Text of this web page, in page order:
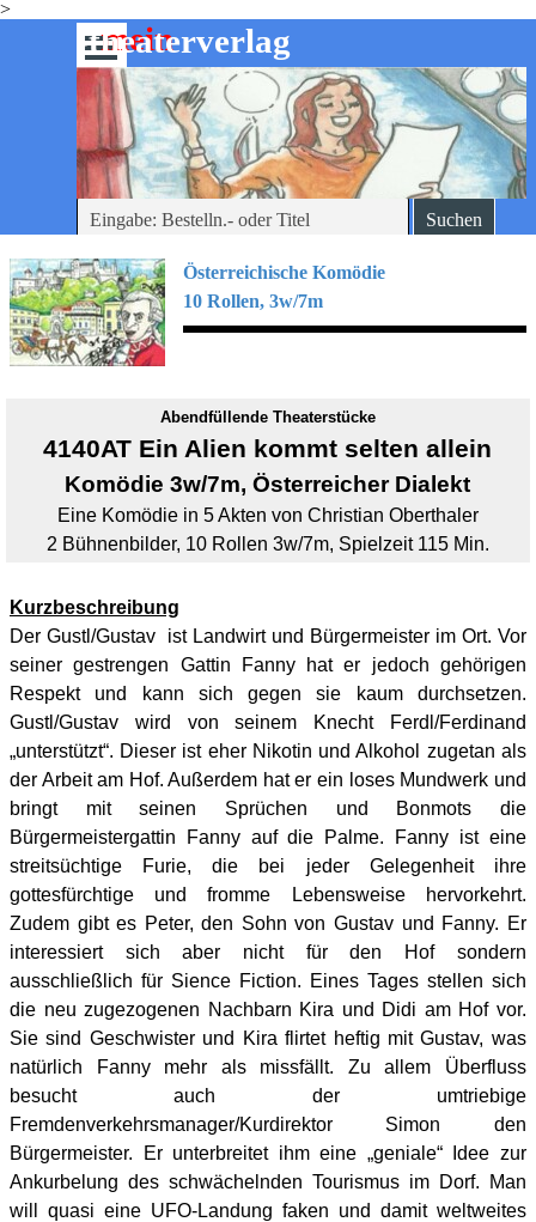
>
Direkt zum Seiteninhalt
-theaterverlag
mein
Menü überspringen
Suchen
Österreichische Komödie
10 Rollen, 3w/7m
Abendfüllende Theaterstücke
4140AT Ein Alien kommt selten allein
Komödie 3w/7m,Österreicher Dialekt
Eine Komödie in 5 Akten von Christian Oberthaler
2 Bühnenbilder, 10 Rollen 3w/7m, Spielzeit 115 Min.
Kurzbeschreibung
Der Gustl/Gustav ist Landwirt und Bürgermeister im Ort. Vor
seiner gestrengen Gattin Fanny hat er jedoch gehörigen
Respekt und kann sich gegen sie kaum durchsetzen.
Gustl/Gustav wird von seinem Knecht Ferdl/Ferdinand
„unterstützt“. Dieser ist eher Nikotin und Alkohol zugetan als
der Arbeit am Hof. Außerdem hat er ein loses Mundwerk und
bringt mit seinen Sprüchen und Bonmots die
Bürgermeistergattin Fanny auf die Palme. Fanny ist eine
streitsüchtige Furie, die bei jeder Gelegenheit ihre
gottesfürchtige und fromme Lebensweise hervorkehrt.
Zudem gibt es Peter, den Sohn von Gustav und Fanny. Er
interessiert sich aber nicht für den Hof sondern
ausschließlich für Sience Fiction. Eines Tages stellen sich
die neu zugezogenen Nachbarn Kira und Didi am Hof vor.
Sie sind Geschwister und Kira flirtet heftig mit Gustav, was
natürlich Fanny mehr als missfällt. Zu allem Überfluss
besucht auch der umtriebige
Fremdenverkehrsmanager/Kurdirektor Simon den
Bürgermeister. Er unterbreitet ihm eine „geniale“ Idee zur
Ankurbelung des schwächelnden Tourismus im Dorf. Man
will quasi eine UFO-Landung faken und damit weltweites